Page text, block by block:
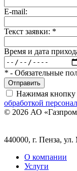
E-mail:
Текст заявки: *
Время и дата
* - Обязательные
Отправить
Нажимая кнопку
обработкой
© 2026 АО «Газпром
440000, г. Пенза,
О компании
Услуги